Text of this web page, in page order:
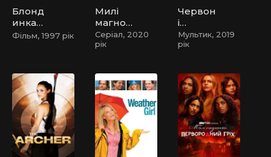
Блонд
инкам
и не
Фільм, 1997 рік
Милі
магнол
ії
Серіал, 2020
рік
Червон
і
череви
чки та
Мультик, 2019
рік